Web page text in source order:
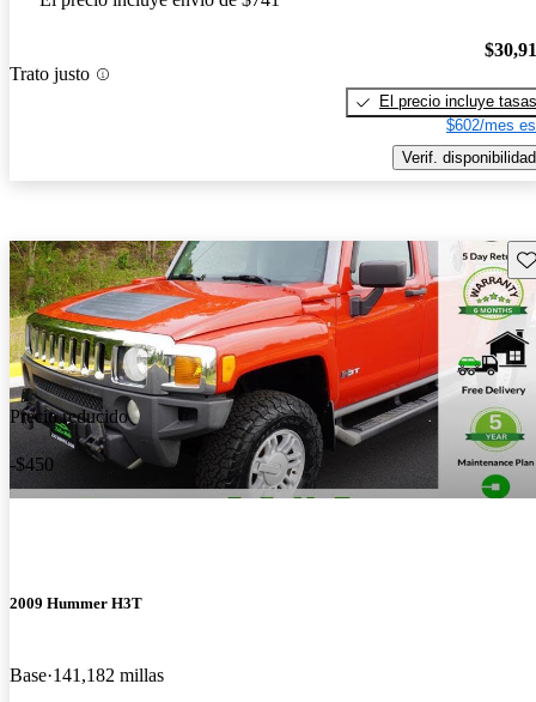
Trato justo
El precio incluye tasas
$602/mes
Verif. disponibilidad
Precio reducido
-$450
2009 Hummer H3T
Base 141,182 millas